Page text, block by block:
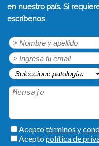
en nuestro país. Si
escríbenos